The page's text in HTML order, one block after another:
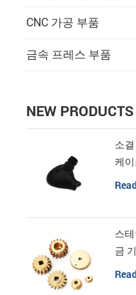
CNC 가공 부품
금속 프레스 부품
NEW
소
케
스
금